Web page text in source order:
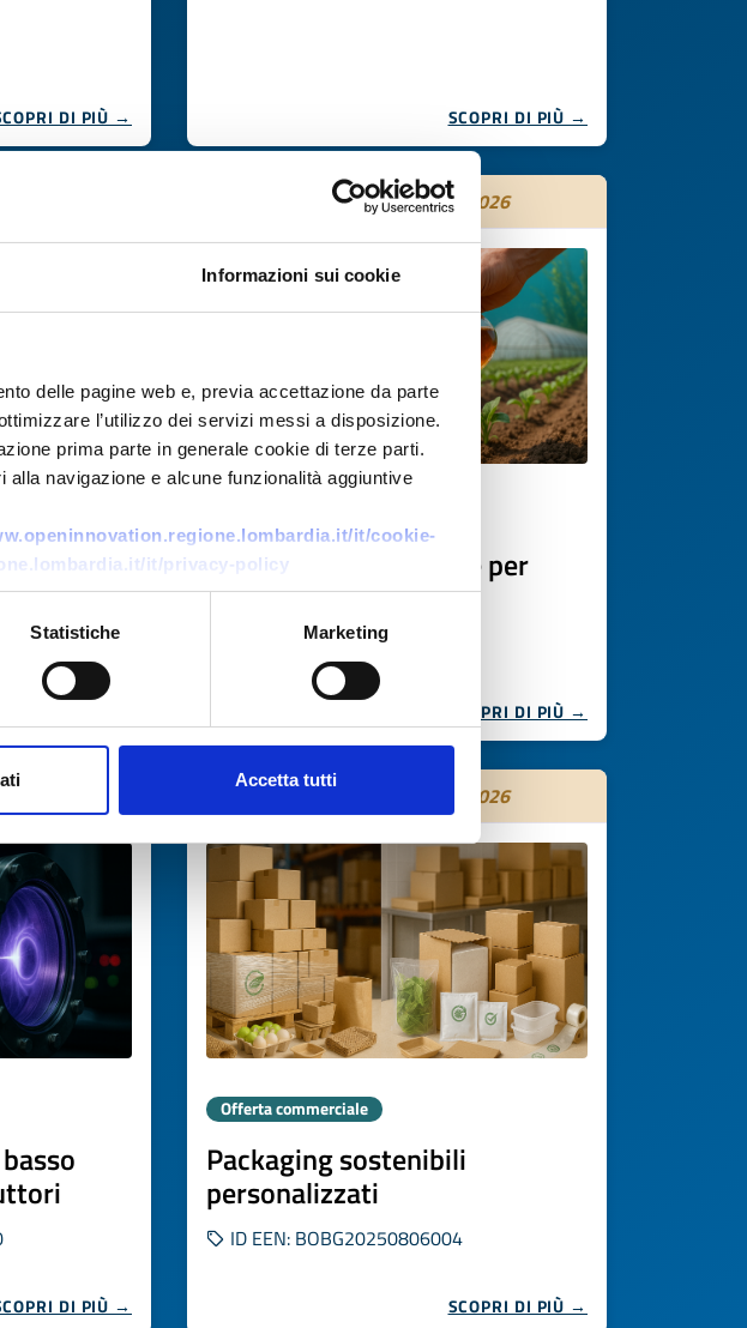
Informazioni sui cookie
delle pagine web e, previa accettazione da parte
l’utilizzo dei servizi messi a disposizione.
prima parte in generale cookie di terze parti.
navigazione e alcune funzionalità aggiuntive
it/cookie-
it/privacy-policy
Statistiche Marketing
Accetta tutti
DI PIÙ → SCOPRI DI PIÙ →
cercasi
Scade il04 novembre 2026
Biostimolanti da alghe per
fertilizzanti sostenibili
ID EEN: BOFR20250731006
SCOPRI DI PIÙ →
DI PIÙ →
Scade il 04 novembre 2026
Offerta commerciale
Packaging sostenibili
personalizzati
ID EEN: BOBG20250806004
SCOPRI DI PIÙ →